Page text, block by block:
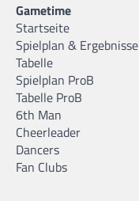
Gametime
Startseite
Spielplan & Ergebnisse
Tabelle
Spielplan ProB
Tabelle ProB
6th Man
Cheerleader
Dancers
Fan Clubs